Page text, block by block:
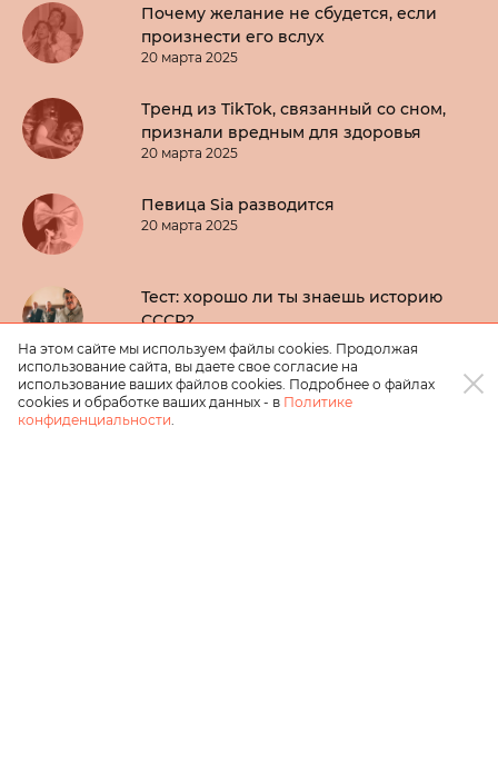
Почему желание не сбудется, если
произнести его вслух
20 марта 2025
Тренд из TikTok, связанный со сном,
признали вредным для здоровья
20 марта 2025
Певица Sia разводится
20 марта 2025
Тест: хорошо ли ты знаешь историю
СССР?
20 марта 2025
Спин-офф «Теории большого взрыва»
назвали в честь Стюарта Блума
На этом сайте мы используем файлы cookies. Продолжая
использование сайта, вы даете свое согласие на
использование ваших файлов cookies. Подробнее о файлах
cookies и обработке ваших данных - в Политике
конфиденциальности.